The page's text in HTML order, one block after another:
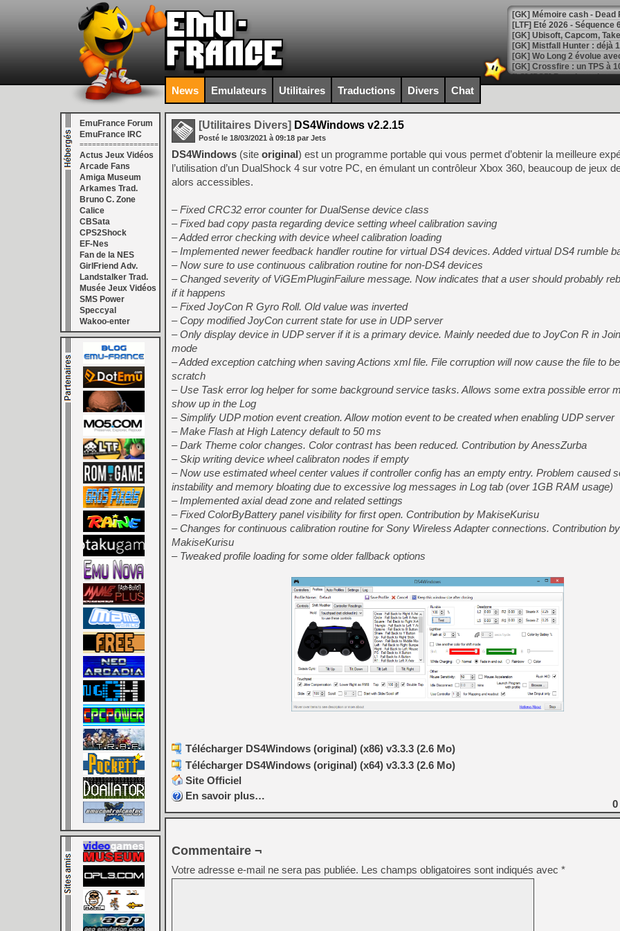
[LTF] Eté 2026 - Séquence
[GK] Mistfall Hunter : déjà
[GK] Wo Long 2 évolue
[GK] Crossfire : un TPS à
[LS] [PS5] Premiers
[Mo5] DOOM arrive en
[GK] Bethesda fête les 30
[GK] Roblox : l'action en
[GK] Agenda - GeForce
[LS] [PS5] ps5-y2jb-
[GK] Pourquoi Marvel
[GK] Test : Restory : Chill
[GK] GTA 6 : Rockstar
[GK] Hot Wheels Infinite
[GK] Mémoire cash -
[GK] Résultats Nintendo :
[GK] Déjà des
[Mo5] Brickboy cherche à
[GK] Minecraft et ses «
[GK] Beast of
[GK] Ubisoft : fin de partie
[GK] Mémoire cash -
[GK] Dan Houser (GTA)
[GK] Comment EA Sports
[GK] Crimson Moon : un
[GK] Isle of Reveries : le
[GK] Moonlighter 2 : The
[GK] Capcom relance
[GK] Guillermo del Toro
News Emulateurs Utilitaires Traductions Divers Chat
EmuFrance Forum
EmuFrance IRC
===================
Actus Jeux Vidéos
Arcade Fans
Amiga Museum
Arkames Trad.
Bruno C. Zone
Calice
CBSata
CPS2Shock
EF-Nes
Fan de la NES
GirlFriend Adv.
Landstalker Trad.
Musée Jeux Vidéos
SMS Power
Speccyal
Wakoo-enter
[Utilitaires Divers] DS4Windows v2.2.15
Posté le 18/03/2021 à 09:18 par Jets
DS4Windows (site original) est un programme portable qui vous permet d’obtenir la meilleure
l’utilisation d’un DualShock 4 sur votre PC, en émulant un contrôleur Xbox 360, beaucoup de jeux
alors accessibles.
– Fixed CRC32 error counter for DualSense device class
– Fixed bad copy pasta regarding device setting wheel calibration saving
– Added error checking with device wheel calibration loading
– Implemented newer feedback handler routine for virtual DS4 devices. Added virtual DS4 rumble
– Now sure to use continuous calibration routine for non-DS4 devices
– Changed severity of ViGEmPluginFailure message. Now indicates that a user should probably
if it happens
– Fixed JoyCon R Gyro Roll. Old value was inverted
– Copy modified JoyCon current state for use in UDP server
– Only display device in UDP server if it is a primary device. Mainly needed due to JoyCon R in
mode
– Added exception catching when saving Actions xml file. File corruption will now cause the file to
scratch
– Use Task error log helper for some background service tasks. Allows some extra possible error
show up in the Log
– Simplify UDP motion event creation. Allow motion event to be created when enabling UDP server
– Make Flash at High Latency default to 50 ms
– Dark Theme color changes. Color contrast has been reduced. Contribution by AnessZurba
– Skip writing device wheel calibraton nodes if empty
– Now use estimated wheel center values if controller config has an empty entry. Problem caused
instability and memory bloating due to excessive log messages in Log tab (over 1GB RAM usage)
– Implemented axial dead zone and related settings
– Fixed ColorByBattery panel visibility for first open. Contribution by MakiseKurisu
– Changes for continuous calibration routine for Sony Wireless Adapter connections. Contribution by
MakiseKurisu
– Tweaked profile loading for some older fallback options
Télécharger DS4Windows (original) (x86) v3.3.3 (2.6 Mo)
Télécharger DS4Windows (original) (x64) v3.3.3 (2.6 Mo)
Site Officiel
En savoir plus…
0
Commentaire ¬
Votre adresse e-mail ne sera pas publiée. Les champs obligatoires sont indiqués avec *